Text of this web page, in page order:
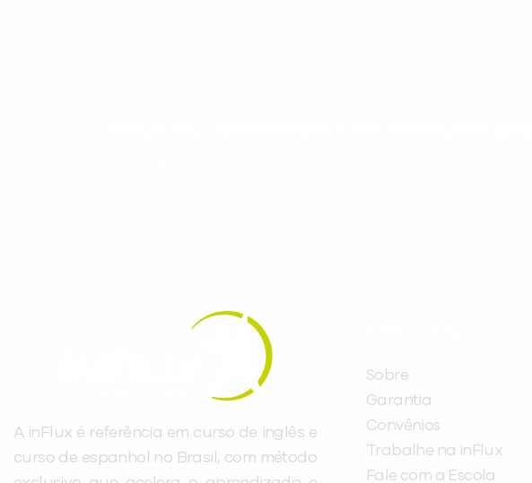
A inFlux é referência em curso de inglês e
curso de espanhol no Brasil, com método
Sobre
Garantia
Convênios
Trabalhe na inFlux
Fale com a Escola